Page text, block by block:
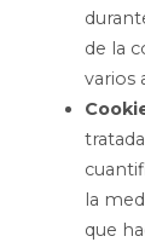
de la
varios
la
que